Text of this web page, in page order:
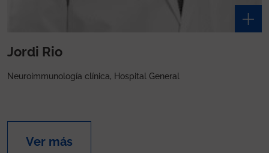
Jordi Rio
Neuroimmunología clínica, Hospital General
Ver más